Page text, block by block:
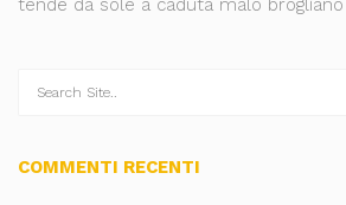
tende da sole a caduta malo
COMMENTI RECENTI